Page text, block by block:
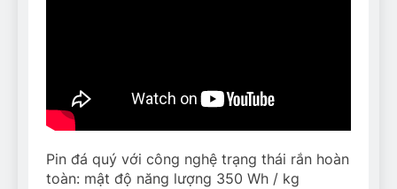
Pin đá quý với công nghệ trạng thái rắn hoàn
toàn: mật độ năng lượng 350 Wh / kg